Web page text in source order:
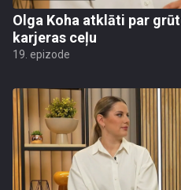
Olga Koha atklāti par
karjeras ceļu
19. epizode